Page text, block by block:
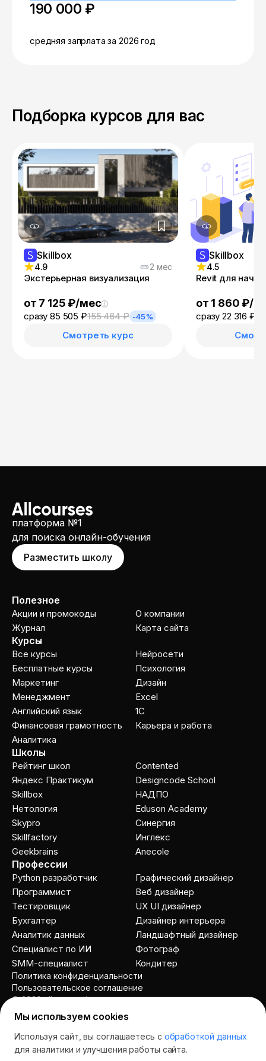
190 000 ₽
средняя запрлата за 2026 год
Подборка курсов для вас
Skillbox
4.9 2 мес
Экстерьерная визуализация
от 7 125 ₽/мес
сразу 85 505 ₽155 464 ₽ -45%
Смотреть курс
Skillbox
4.5
Revit для
от 1 860 ₽/
сразу 22 316 ₽
платформа №1
для поиска онлайн-обучения
Разместить школу
Полезное
Акции и промокоды
Журнал
О компании
Карта сайта
Курсы
Все курсы
Бесплатные курсы
Маркетинг
Менеджмент
Английский язык
Финансовая грамотность
Аналитика
Нейросети
Психология
Дизайн
Excel
1C
Карьера и работа
Школы
Рейтинг школ
Яндекс Практикум
Skillbox
Нетология
Skypro
Skillfactory
Geekbrains
Contented
Designcode School
НАДПО
Eduson Academy
Cинергия
Инглекс
Anecole
Профессии
Python разработчик
Программист
Тестировщик
Бухгалтер
Аналитик данных
Специалист по ИИ
SMM-специалист
Графический дизайнер
Веб дизайнер
UX UI дизайнер
Дизайнер интерьера
Ландшафтный дизайнер
Фотограф
Кондитер
© 2026 allcourses.io
Пользовательское соглашение
Политика конфиденциальности
Мы используем cookies
Используя сайт, вы соглашаетесь с обработкой данных
для аналитики и улучшения работы сайта.